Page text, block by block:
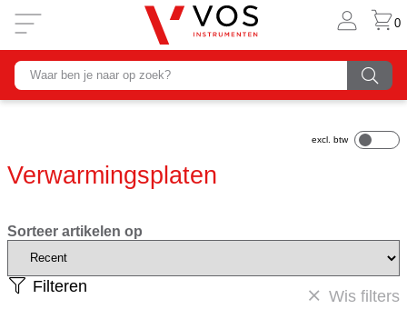
0
Verwarmingsplaten
Sorteer artikelen op
Filteren
Wis filters